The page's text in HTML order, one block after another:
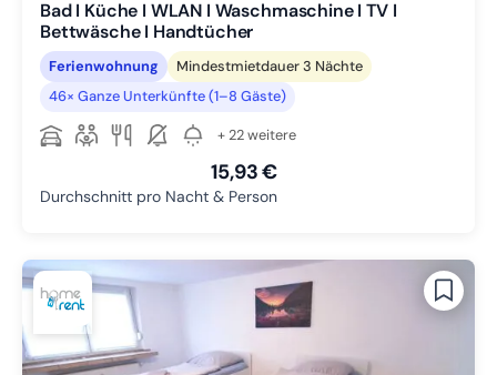
Bad I Küche I WLAN I Waschmaschine I TV I
Bettwäsche I Handtücher
Ferienwohnung
Mindestmietdauer 3 Nächte
46× Ganze Unterkünfte (1–8 Gäste)
+ 22 weitere
15,93 €
Durchschnitt pro Nacht & Person